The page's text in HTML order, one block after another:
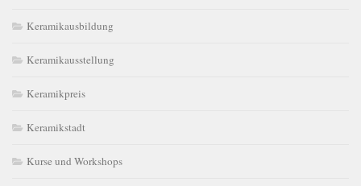
Keramikausbildung
Keramikausstellung
Keramikpreis
Keramikstadt
Kurse und Workshops